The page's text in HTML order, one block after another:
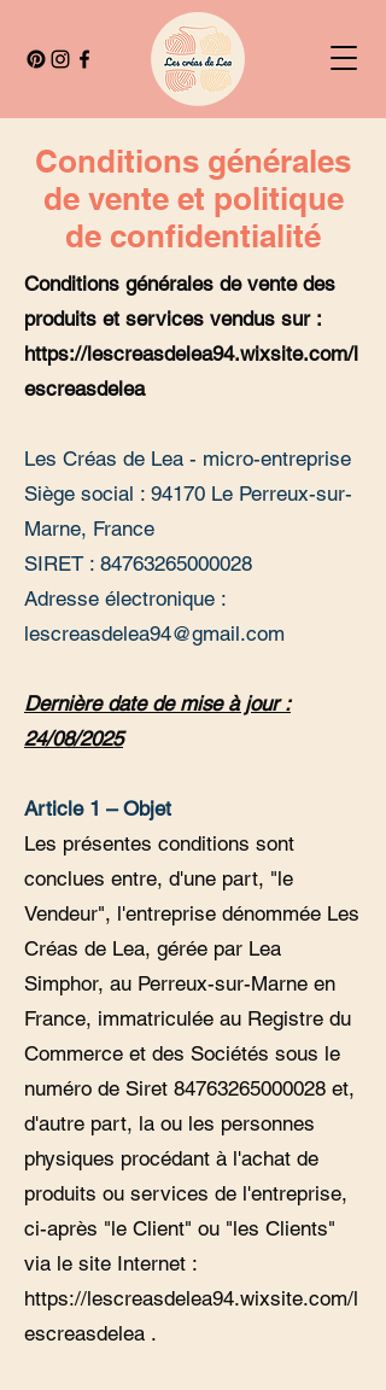
Conditions générales
de vente et politique
de confidentialité
Conditions générales de vente des
produits et services vendus sur :
https://lescreasdelea94.wixsite.com/l
escreasdelea
Les Créas de Lea - micro-entreprise
Siège social : 94170 Le Perreux-sur-
Marne, France
SIRET : 84763265000028
Adresse électronique :
lescreasdelea94@gmail.com
Dernière date de mise à jour :
24/08/2025
Article 1 – Objet
Les présentes conditions sont
conclues entre, d'une part, "le
Vendeur", l'entreprise dénommée Les
Créas de Lea, gérée par Lea
Simphor, au Perreux-sur-Marne en
France, immatriculée au Registre du
Commerce et des Sociétés sous le
numéro de Siret 84763265000028 et,
d'autre part, la ou les personnes
physiques procédant à l'achat de
produits ou services de l'entreprise,
ci-après "le Client" ou "les Clients"
via le site Internet :
https://lescreasdelea94.wixsite.com/l
escreasdelea .